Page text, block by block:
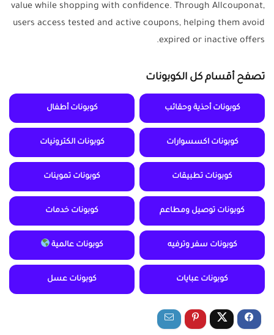
value while shopping with confidence. Through Allcouponat,
users access tested and active coupons, helping them avoid
expired or inactive offers.
تصفح أقسام كل الكوبونات
كوبونات أحذية وحقائب كوبونات أطفال
كوبونات اكسسوارات كوبونات الكترونيات
كوبونات تطبيقات كوبونات تموينات
كوبونات توصيل ومطاعم كوبونات خدمات
كوبونات سفر وترفيه كوبونات عالمية
كوبونات عبايات كوبونات عسل